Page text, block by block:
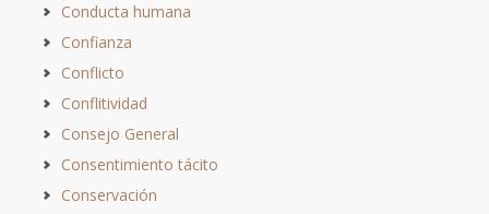
Conducta humana
Confianza
Conflicto
Conflitividad
Consejo General
Consentimiento tácito
Conservación